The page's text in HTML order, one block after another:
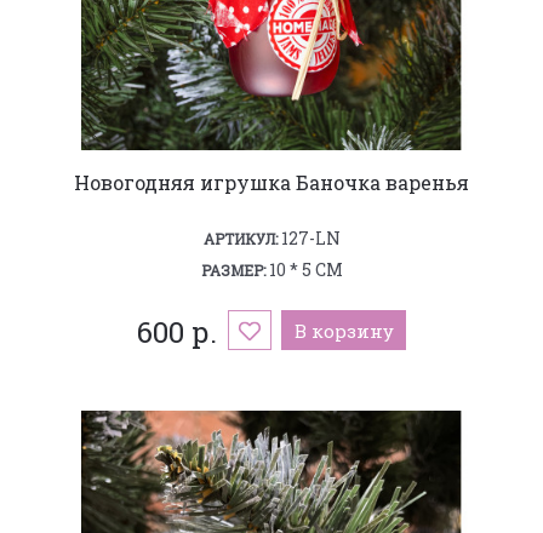
Новогодняя игрушка Баночка варенья
АРТИКУЛ:127-LN
РАЗМЕР:10 * 5 СМ
600 р. В корзину